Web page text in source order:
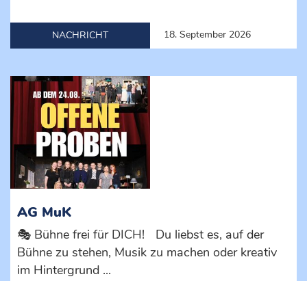
NACHRICHT 18. September 2026
AG MuK
🎭 Bühne frei für DICH! Du liebst es, auf der
Bühne zu stehen, Musik zu machen oder kreativ
im Hintergrund ...